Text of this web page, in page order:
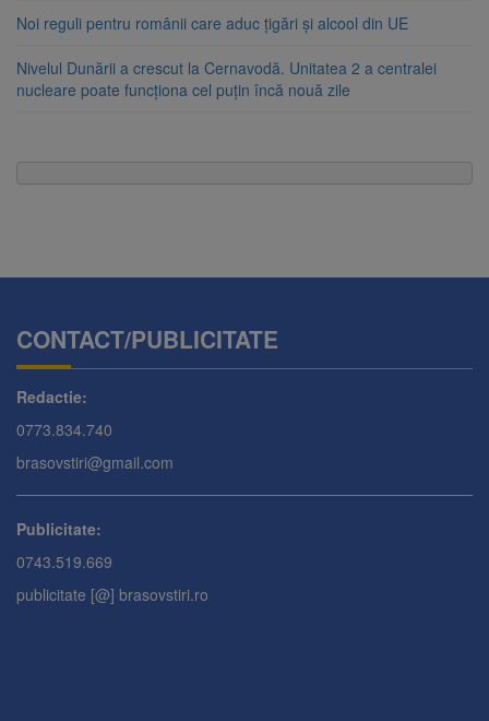
Noi reguli pentru românii care aduc țigări și alcool din UE
Nivelul Dunării a crescut la Cernavodă. Unitatea 2 a centralei
nucleare poate funcționa cel puțin încă nouă zile
CONTACT/PUBLICITATE
Redactie:
0773.834.740
brasovstiri@gmail.com
Publicitate:
0743.519.669
publicitate [@] brasovstiri.ro